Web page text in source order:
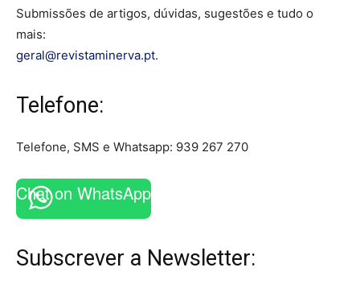
Submissões de artigos, dúvidas, sugestões e tudo o
mais:
geral@revistaminerva.pt.
Telefone:
Telefone, SMS e Whatsapp: 939 267 270
Chat on WhatsApp
Subscrever a Newsletter: